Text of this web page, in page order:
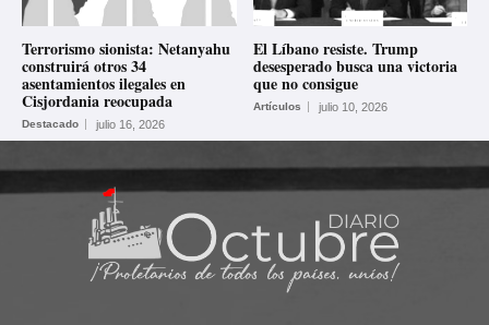
Terrorismo sionista: Netanyahu
construirá otros 34
asentamientos ilegales en
Cisjordania reocupada
Destacado julio 16, 2026
El Líbano resiste. Trump
desesperado busca una victoria
que no consigue
Artículos julio 10, 2026